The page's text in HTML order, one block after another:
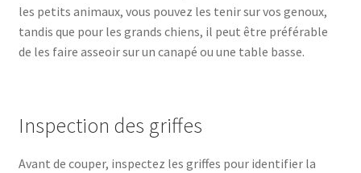
les petits animaux, vous pouvez les tenir sur vos genoux,
tandis que pour les grands chiens, il peut être préférable
de les faire asseoir sur un canapé ou une table basse.
Inspection des griffes
Avant de couper, inspectez les griffes pour identifier la